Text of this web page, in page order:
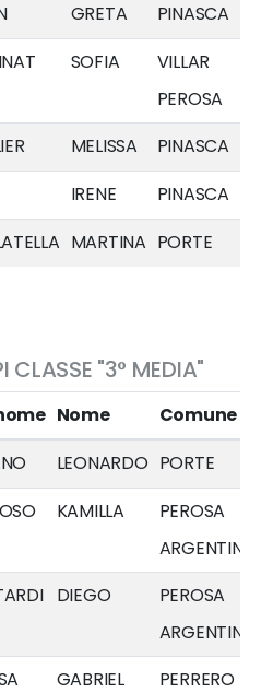
GRETA
PINASCA
SOFIA
VILLAR
PEROSA
MELISSA
PINASCA
IRENE
PINASCA
MARTINA PORTE
CLASSE "3° MEDIA"
Nome
Comune
LEONARDO PORTE
KAMILLA
PEROSA
ARGENTINA
DIEGO
PEROSA
ARGENTINA
GABRIEL
PERRERO